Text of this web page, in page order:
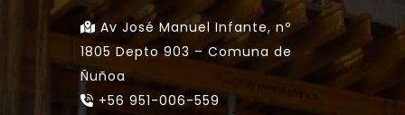
Av José Manuel Infante, nº
1805 Depto 903 – Comuna de
Ñuñoa
+56 951-006-559